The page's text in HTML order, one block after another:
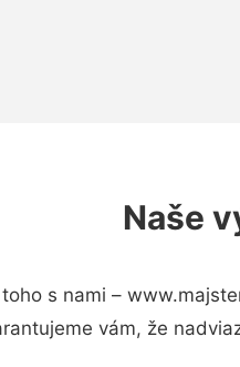
Naše
s nami –
vám, že